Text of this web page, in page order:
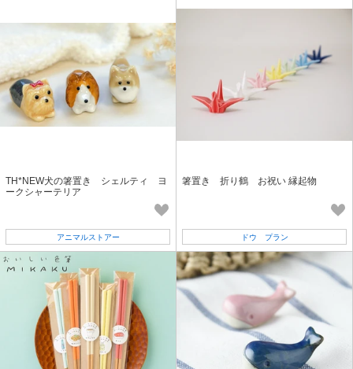
TH*NEW犬の箸置き シェルティ ヨ
ークシャーテリア
アニマルストアー
箸置き 折り鶴 お祝い 縁起物
ドウ プラン